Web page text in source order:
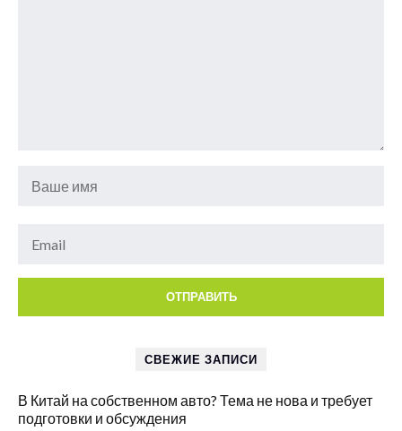
СВЕЖИЕ ЗАПИСИ
В Китай на собственном авто? Тема не нова и требует
подготовки и обсуждения